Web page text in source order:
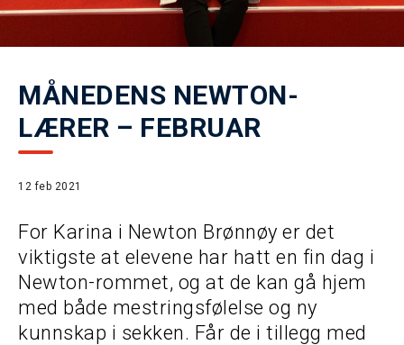
MÅNEDENS NEWTON-
LÆRER – FEBRUAR
12 feb 2021
For Karina i Newton Brønnøy er det
viktigste at elevene har hatt en fin dag i
Newton-rommet, og at de kan gå hjem
med både mestringsfølelse og ny
kunnskap i sekken. Får de i tillegg med